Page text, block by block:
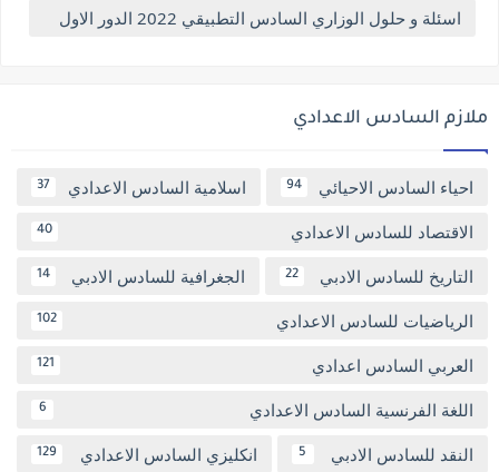
اسئلة و حلول الوزاري السادس التطبيقي 2022 الدور الاول
ملازم السادس الاعدادي
احياء السادس الاحيائي 94 اسلامية السادس الاعدادي 37
الاقتصاد للسادس الاعدادي 40
التاريخ للسادس الادبي 22 الجغرافية للسادس الادبي 14
الرياضيات للسادس الاعدادي 102
العربي السادس اعدادي 121
اللغة الفرنسية السادس الاعدادي 6
النقد للسادس الادبي 5 انكليزي السادس الاعدادي 129